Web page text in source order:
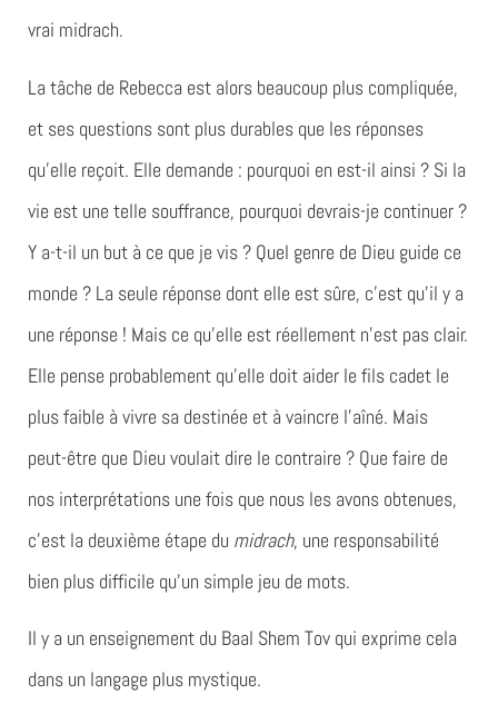
vrai midrach.
La tâche de Rebecca est alors beaucoup plus compliquée,
et ses questions sont plus durables que les réponses
qu’elle reçoit. Elle demande : pourquoi en est-il ainsi ? Si la
vie est une telle souffrance, pourquoi devrais-je continuer ?
Y a-t-il un but à ce que je vis ? Quel genre de Dieu guide ce
monde ? La seule réponse dont elle est sûre, c’est qu’il y a
une réponse ! Mais ce qu’elle est réellement n’est pas clair.
Elle pense probablement qu’elle doit aider le fils cadet le
plus faible à vivre sa destinée et à vaincre l’aîné. Mais
peut-être que Dieu voulait dire le contraire ? Que faire de
nos interprétations une fois que nous les avons obtenues,
c’est la deuxième étape du midrach, une responsabilité
bien plus difficile qu’un simple jeu de mots.
Il y a un enseignement du Baal Shem Tov qui exprime cela
dans un langage plus mystique.